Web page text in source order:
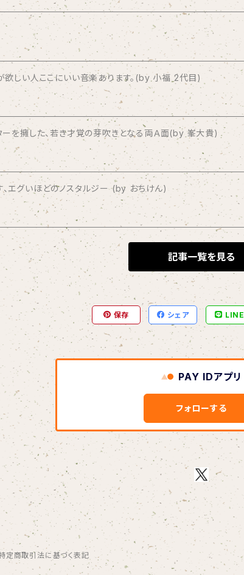
欲しい人ここにいい音楽あります。(by 小福 2代目)
ーを擁した、若き才覚の芽吹きとなる両Ａ面(by 峯大貴)
エグいほどのノスタルジー (by おちけん)
記事一覧を見る
保存 シェア LINE
PAY IDアプリ
フォローする
定商取引法に基づく表記